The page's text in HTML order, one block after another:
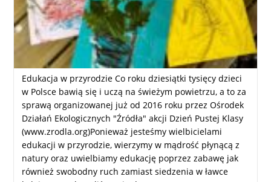
Edukacja w przyrodzie Co roku dziesiątki tysięcy dzieci
w Polsce bawią się i uczą na świeżym powietrzu, a to za
sprawą organizowanej już od 2016 roku przez Ośrodek
Działań Ekologicznych "Źródła" akcji Dzień Pustej Klasy
(www.zrodla.org)Ponieważ jesteśmy wielbicielami
edukacji w przyrodzie, wierzymy w mądrość płynącą z
natury oraz uwielbiamy edukację poprzez zabawę jak
również swobodny ruch zamiast siedzenia w ławce